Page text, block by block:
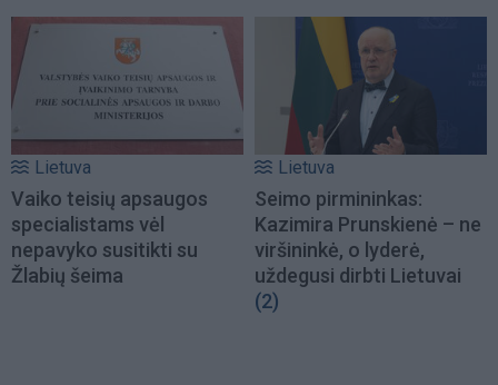
Lietuva
Vaiko teisių apsaugos
specialistams vėl
nepavyko susitikti su
Žlabių šeima
Lietuva
Seimo pirmininkas:
Kazimira Prunskienė – ne
viršininkė, o lyderė,
uždegusi dirbti Lietuvai
(2)